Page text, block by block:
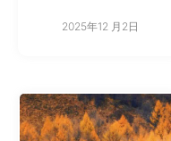
2025年12 月2日